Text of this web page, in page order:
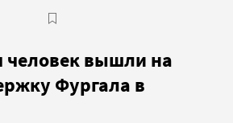
человек вышли на
Фургала в